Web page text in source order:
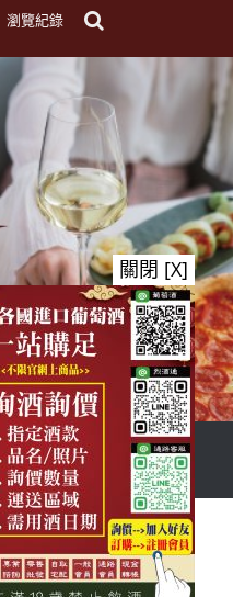
瀏覽紀錄
盟
首頁 會員登入
次購足」各國進
關閉 [X]